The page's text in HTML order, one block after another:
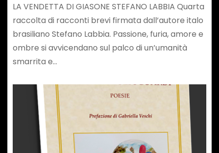
LA VENDETTA DI GIASONE STEFANO LABBIA Quarta
raccolta di racconti brevi firmata dall’autore italo
brasiliano Stefano Labbia. Passione, furia, amore e
ombre si avvicendano sul palco di un’umanità
smarrita e…